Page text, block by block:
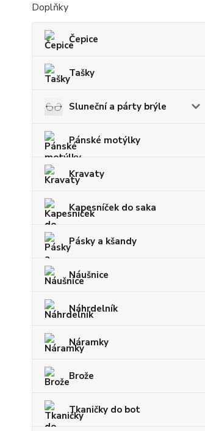
Doplňky
Čepice
Tašky
Sluneční a párty brýle
Pánské motýlky
Kravaty
Kapesníček do saka
Pásky a kšandy
Náušnice
Náhrdelník
Náramky
Brože
Tkaničky do bot